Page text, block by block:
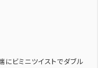
ビミニツイストでダブル